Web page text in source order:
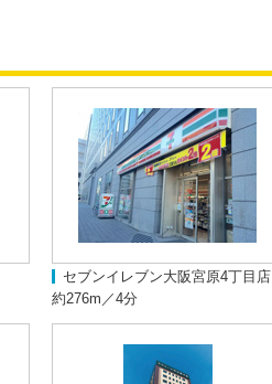
セブンイレブン大阪宮原4丁目店
約276m／4分